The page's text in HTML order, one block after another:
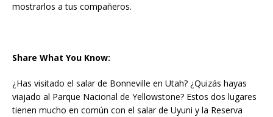
mostrarlos a tus compañeros.
Share What You Know:
¿Has visitado el salar de Bonneville en Utah? ¿Quizás hayas
viajado al Parque Nacional de Yellowstone? Estos dos lugares
tienen mucho en común con el salar de Uyuni y la Reserva